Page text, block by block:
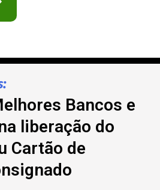
Bancos e
liberação do
Cartão de